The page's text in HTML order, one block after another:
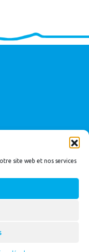
site web et nos services